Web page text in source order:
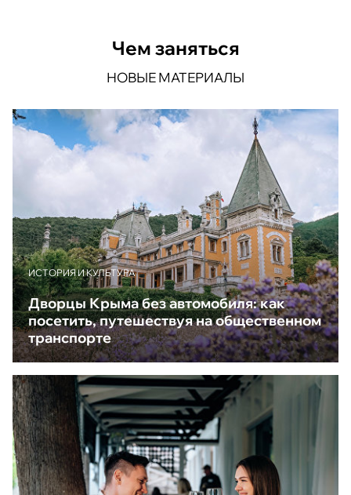
Чем заняться
НОВЫЕ МАТЕРИАЛЫ
ИСТОРИЯ И КУЛЬТУРА
Дворцы Крыма без автомобиля: как
посетить, путешествуя на общественном
транспорте